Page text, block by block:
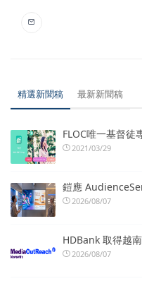
精選新聞稿 最新新聞稿
FLOC唯一基督徒
2021/03/29
鎧應
2026/08/07
HDBank 取得越
2026/08/07